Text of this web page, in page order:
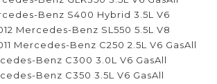
Benz S400 Hybrid 3.5L V6
Mercedes-Benz SL550 5.5L V8
Mercedes-Benz C250 2.5L V6 GasAll
Benz C300 3.0L V6 GasAll
Benz C350 3.5L V6 GasAll